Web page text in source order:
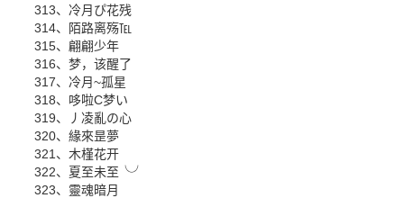
313、冷月ぴ花残
314、陌路离殇℡
315、翩翩少年
316、梦，该醒了
317、冷月~孤星
318、哆啦C梦い
319、丿凌亂の心
320、緣來昰夢
321、木槿花开
322、夏至未至╰╯
323、靈魂暗月